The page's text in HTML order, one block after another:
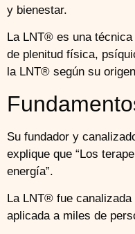
y bienestar.
La LNT® es una
de plenitud física,
la LNT® según su origen
Su fundador y
explique que “Los
energía”.
La LNT® fue
aplicada a miles de